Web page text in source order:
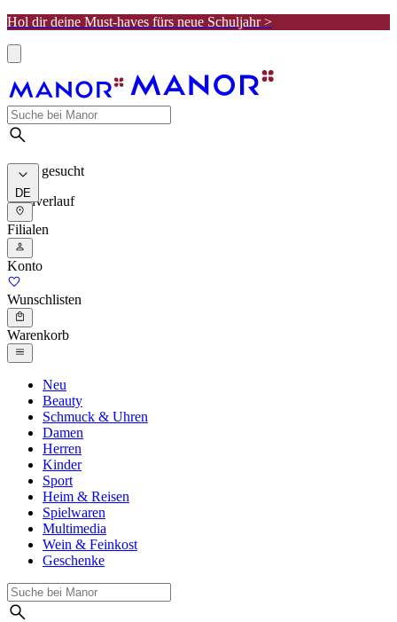
Hol dir deine Must-haves fürs neue Schuljahr >
Meist gesucht
Suchverlauf
DE
Filialen
Konto
Wunschlisten
Warenkorb
Neu
Beauty
Schmuck & Uhren
Damen
Herren
Kinder
Sport
Heim & Reisen
Spielwaren
Multimedia
Wein & Feinkost
Geschenke